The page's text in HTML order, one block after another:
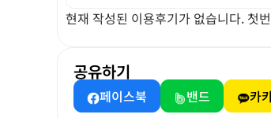
현재 작성된 이용후기가 없습니다. 첫
공유하기
페이스북 밴드 카